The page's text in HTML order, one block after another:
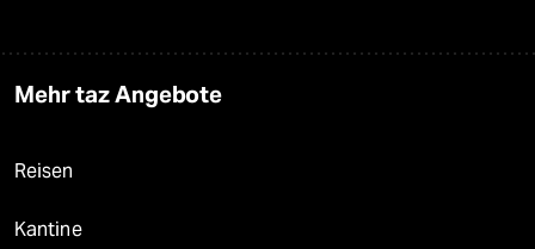
Mehr taz Angebote
Reisen
Kantine